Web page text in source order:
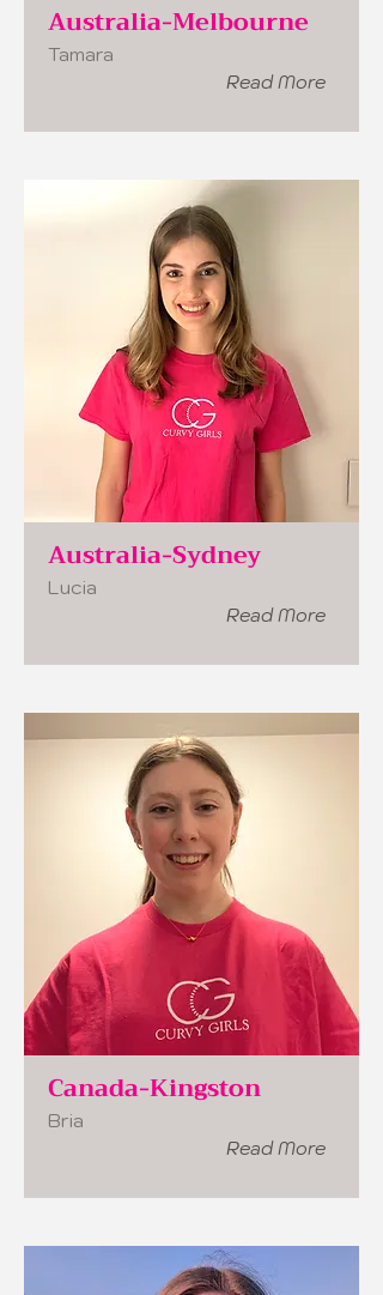
Australia-Melbourne
Tamara
Read More
Australia-Sydney
Lucia
Read More
Canada-Kingston
Bria
Read More